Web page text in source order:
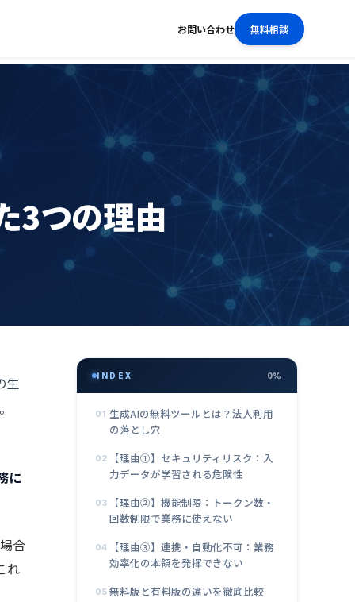
お問い合わせ 無料相談
3つの理由
生
に
合
れ
INDEX 0%
01 生成AIの無料ツールとは？法人利用
の落とし穴
02
【理由①】セキュリティリスク：入
力データが学習される危険性
03
【理由②】機能制限：トークン数・
回数制限で業務に使えない
04
【理由③】連携・自動化不可：業務
効率化の本領を発揮できない
05 無料版と有料版の違いを徹底比較